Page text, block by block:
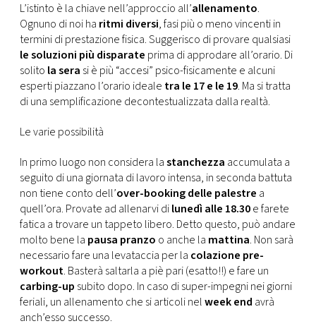
TV
PRINCIPATO
DI
MONACO
RMC
CONSIGLIA
L’istinto è la chiave nell’approccio all’allenamento.
Ognuno di noi ha ritmi diversi, fasi più o meno vincenti in
termini di prestazione fisica. Suggerisco di provare qualsiasi
le soluzioni più disparate prima di approdare all’orario. Di
solito la sera si è più “accesi” psico-fisicamente e alcuni
esperti piazzano l’orario ideale tra le 17 e le 19. Ma si tratta
di una semplificazione decontestualizzata dalla realtà.
Le varie possibilità
In primo luogo non considera lastanchezza accumulata a
seguito di una giornata di lavoro intensa, in seconda battuta
non tiene conto dell’over-booking delle palestre a
quell’ora. Provate ad allenarvi dilunedì alle 18.30e farete
fatica a trovare un tappeto libero. Detto questo, può andare
molto bene la pausa pranzo o anche la mattina. Non sarà
necessario fare una levataccia per la colazione pre-
workout. Basterà saltarla a piè pari (esatto!!) e fare un
carbing-up subito dopo. In caso di super-impegni nei giorni
feriali, un allenamento che si articoli nelweek end avrà
anch’esso successo.